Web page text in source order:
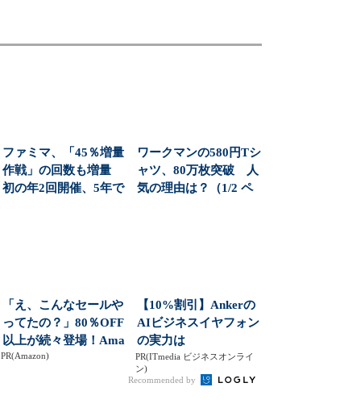
ファミマ、「45％増量
作戦」の回数も増量
初の年2回開催、5年で
ワークマンの580円Tシ
ャツ、80万枚突破 人
気の理由は？（1/2 ペ
「え、こんなセールや
ってたの？」80％OFF
以上が続々登場！Ama
zonの本気が...
PR(Amazon)
【10%割引】Ankerの
AIビジネスイヤフォン
の実力は
PR(ITmedia ビジネスオンライ
ン)
Recommended by